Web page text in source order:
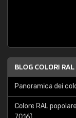
BLOG COLORI RAL
Panoramica dei
Colore RAL